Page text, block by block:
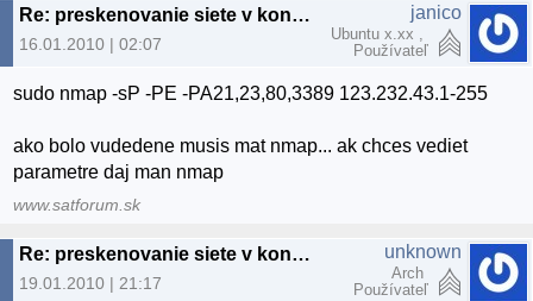
Re: preskenovanie siete v konzole
16.01.2010 | 02:07
janico
Ubuntu x.xx ,
Používateľ
sudo nmap -sP -PE -PA21,23,80,3389 123.232.43.1-255
ako bolo vudedene musis mat nmap... ak chces vediet
parametre daj man nmap
www.satforum.sk
Re: preskenovanie siete v konzole
19.01.2010 | 21:17
unknown
Arch
Používateľ